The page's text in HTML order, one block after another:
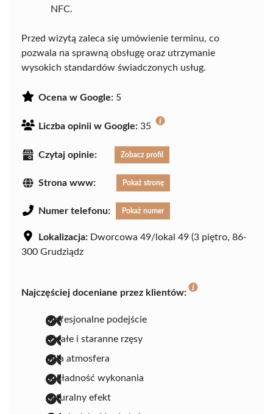
NFC.
Przed wizytą zaleca się umówienie terminu, co
pozwala na sprawną obsługę oraz utrzymanie
wysokich standardów świadczonych usług.
Ocena w Google: 5
Liczba opinii w Google: 35
Czytaj opinie: Zobacz profil
Strona www: Pokaż stronę
Numer telefonu: Pokaż numer
Lokalizacja: Dworcowa 49/lokal 49 (3 piętro, 86-
300 Grudziądz
Najczęściej doceniane przez klientów:
profesjonalne podejście
trwałe i staranne rzęsy
miła atmosfera
dokładność wykonania
naturalny efekt